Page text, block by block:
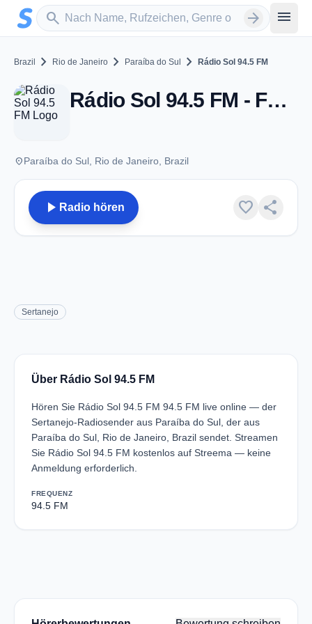
Zum Hauptinhalt springen
search
Sender suchen arrow_forward menu
Brazil chevron_right Rio de Janeiro chevron_right Paraíba do Sul chevron_right Rádio Sol 94.5 FM
Rádio Sol 94.5 FM - FM 94.5 - Paraíba do Sul
placeParaíba do Sul, Rio de Janeiro, Brazil
play_arrow Radio hören favorite share
Sertanejo
Über Rádio Sol 94.5 FM
Hören Sie Rádio Sol 94.5 FM 94.5 FM live online — der
Sertanejo-Radiosender aus Paraíba do Sul, der aus
Paraíba do Sul, Rio de Janeiro, Brazil sendet. Streamen
Sie Rádio Sol 94.5 FM kostenlos auf Streema — keine
Anmeldung erforderlich.
FREQUENZ
94.5 FM